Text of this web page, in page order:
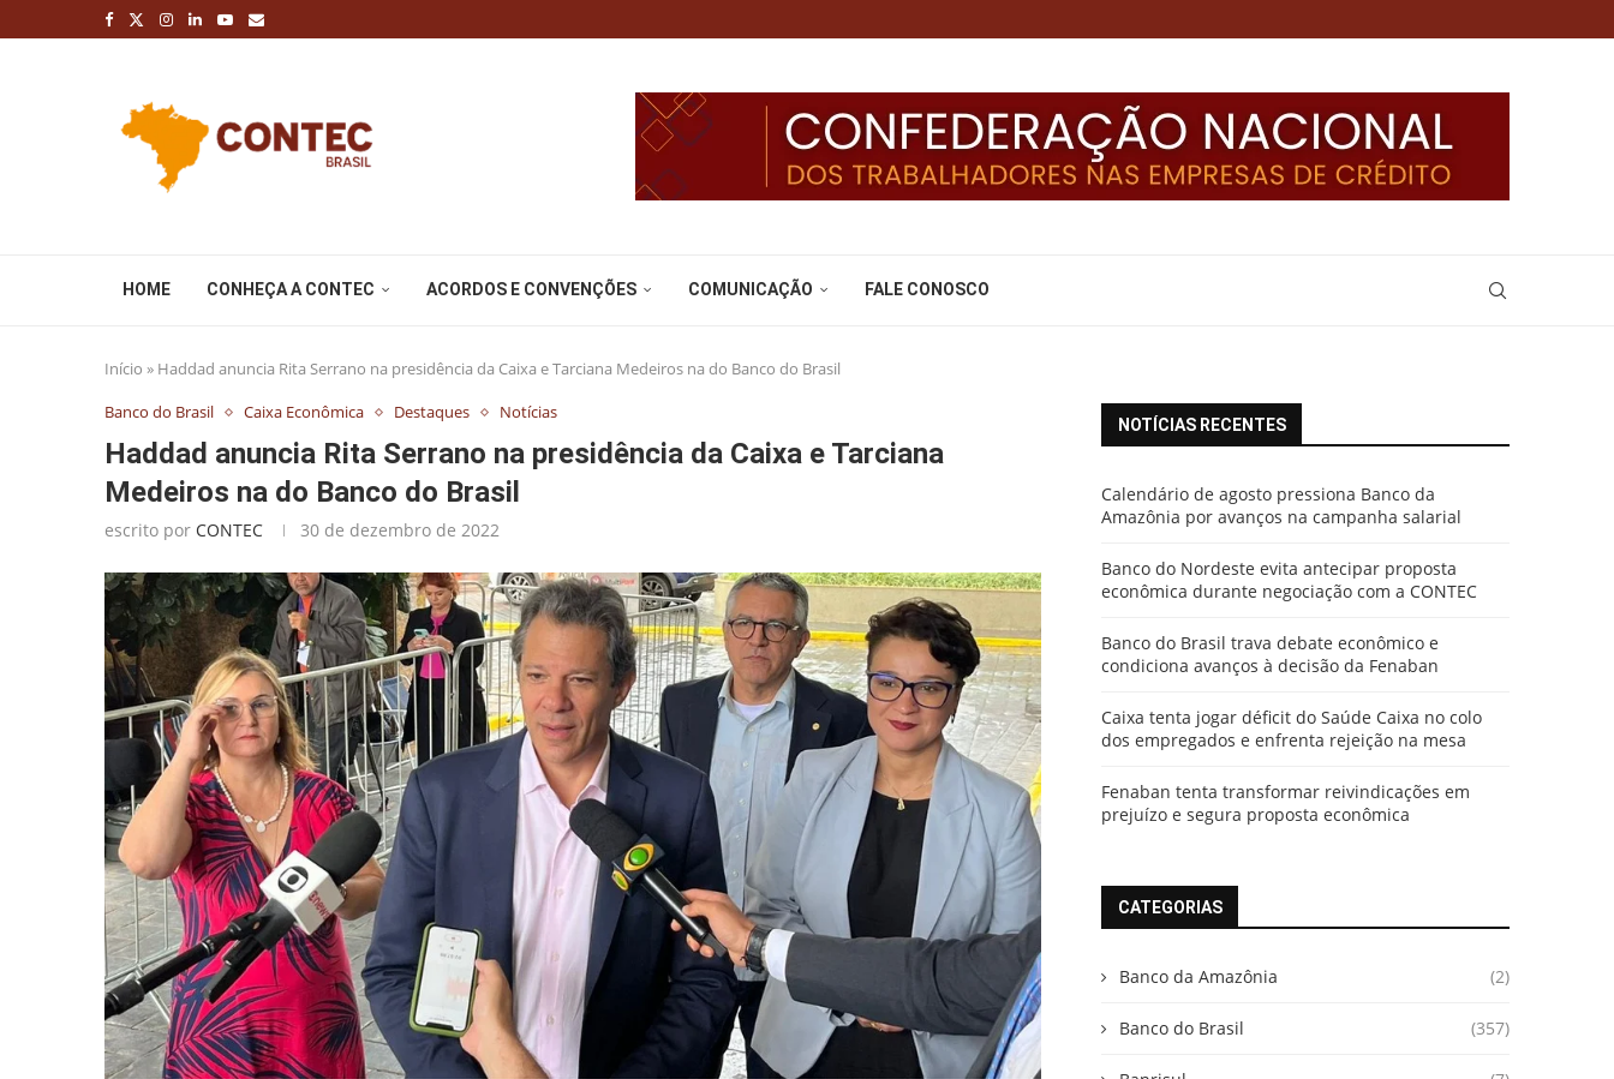
HOME CONHEÇA A CONTEC ACORDOS E CONVENÇÕES COMUNICAÇÃO FALE CONOSCO
Início » Haddad anuncia Rita Serrano na presidência da Caixa e Tarciana Medeiros na do Banco do Brasil
Banco do Brasil
Caixa Econômica Destaques Notícias
Haddad anuncia Rita Serrano na presidência da Caixa e Tarciana
Medeiros na do Banco do Brasil
escrito por CONTEC 30 de dezembro de 2022
NOTÍCIAS RECENTES
Calendário de agosto pressiona Banco da
Amazônia por avanços na campanha salarial
Banco do Nordeste evita antecipar proposta
econômica durante negociação com a CONTEC
Banco do Brasil trava debate econômico e
condiciona avanços à decisão da Fenaban
Caixa tenta jogar déficit do Saúde Caixa no colo
dos empregados e enfrenta rejeição na mesa
Fenaban tenta transformar reivindicações em
prejuízo e segura proposta econômica
CATEGORIAS
Banco da Amazônia (2)
Banco do Brasil (357)